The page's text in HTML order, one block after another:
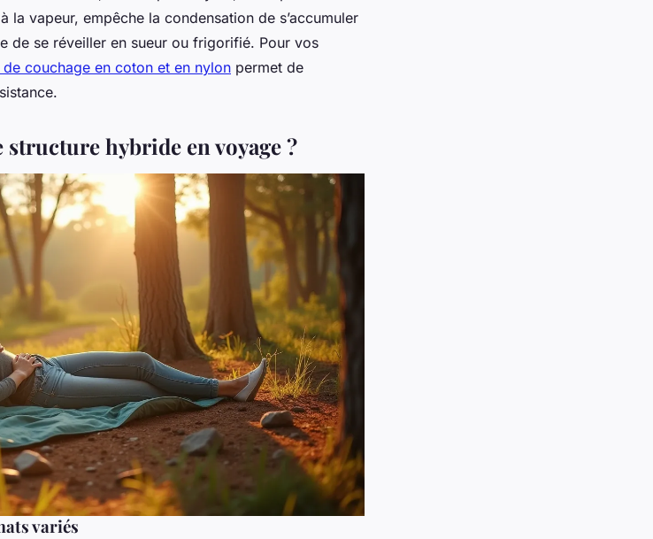
la vapeur, empêche la condensation de s’accumuler
de se réveiller en sueur ou frigorifié. Pour vos
de couchage en coton et en nylon permet de
hybride en voyage ?
variés